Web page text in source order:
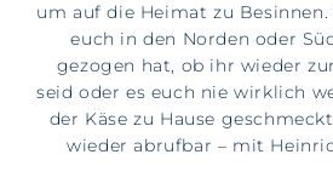
um auf die Heimat zu Besinnen.
euch in den Norden oder
gezogen hat, ob ihr wieder
seid oder es euch nie wirklich
der Käse zu Hause
wieder abrufbar – mit